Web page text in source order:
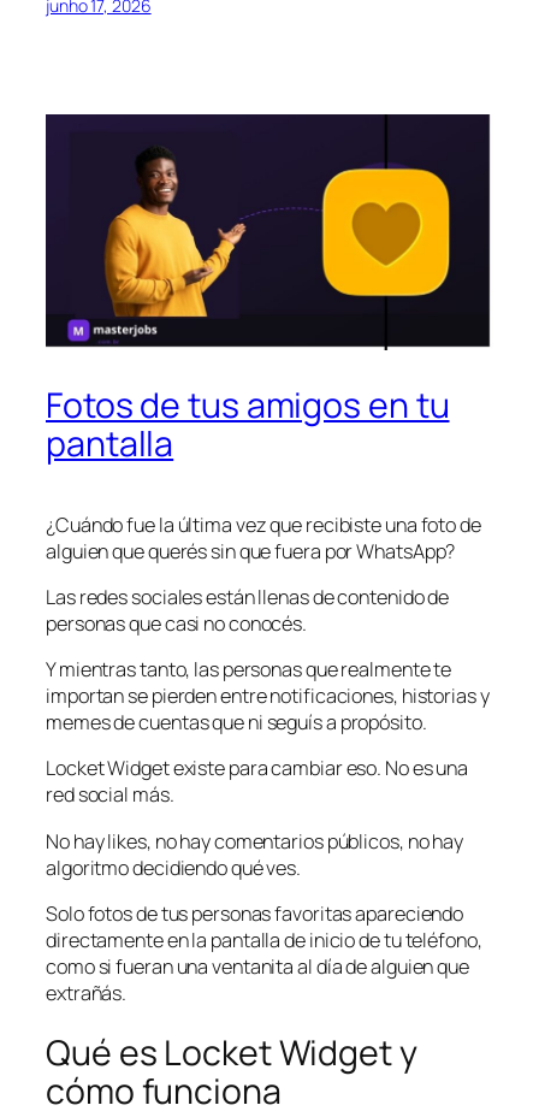
junho 17, 2026
Fotos de tus amigos en tu
pantalla
¿Cuándo fue la última vez que recibiste una foto de
alguien que querés sin que fuera por WhatsApp?
Las redes sociales están llenas de contenido de
personas que casi no conocés.
Y mientras tanto, las personas que realmente te
importan se pierden entre notificaciones, historias y
memes de cuentas que ni seguís a propósito.
Locket Widget existe para cambiar eso. No es una
red social más.
No hay likes, no hay comentarios públicos, no hay
algoritmo decidiendo qué ves.
Solo fotos de tus personas favoritas apareciendo
directamente en la pantalla de inicio de tu teléfono,
como si fueran una ventanita al día de alguien que
extrañás.
Qué es Locket Widget y
cómo funciona